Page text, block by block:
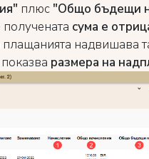
плюс "Общо бъдещи
получената сума е
плащанията надвишава
размера на